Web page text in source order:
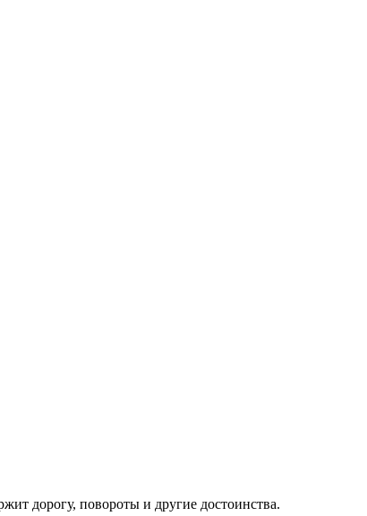
дорогу, повороты и другие достоинства.